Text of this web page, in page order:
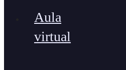
Aula
virtual